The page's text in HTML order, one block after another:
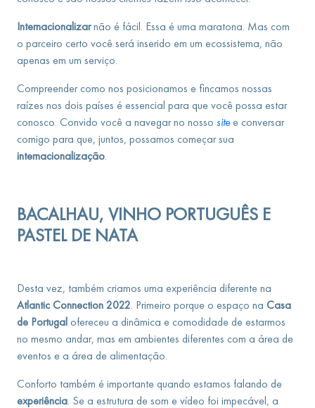
Internacionalizarnão é fácil. Essa é uma maratona. Mas com
o parceiro certo você será inserido em um ecossistema, não
apenas em um serviço.
Compreender como nos posicionamos e fincamos nossas
raízes nos dois países é essencial para que você possa estar
conosco. Convido você a navegar no nosso site e conversar
comigo para que, juntos, possamos começar sua
internacionalização.
BACALHAU, VINHO PORTUGUÊS E
PASTEL DE NATA
Desta vez, também criamos uma experiência diferente na
Atlantic Connection 2022. Primeiro porque o espaço na Casa
de Portugal ofereceu a dinâmica e comodidade de estarmos
no mesmo andar, mas em ambientes diferentes com a área de
eventos e a área de alimentação.
Conforto também é importante quando estamos falando de
experiência. Se a estrutura de som e vídeo foi impecável, a